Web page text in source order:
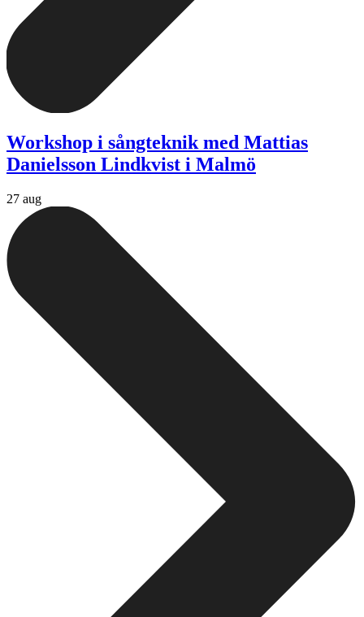
Workshop i sångteknik med Mattias
Danielsson Lindkvist i Malmö
27 aug